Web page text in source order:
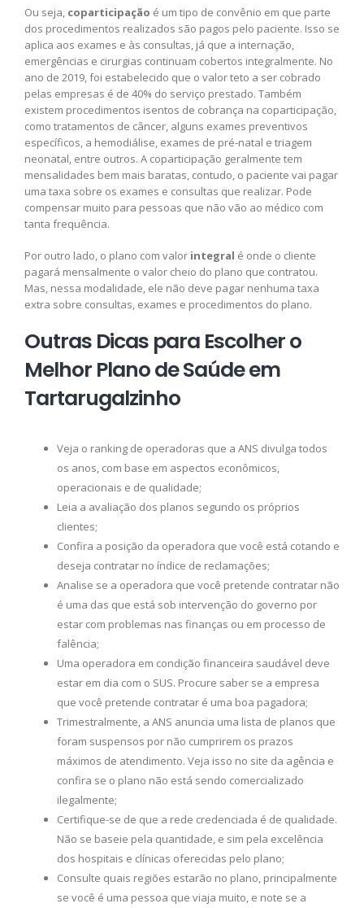
Ou seja, coparticipação é um tipo de convênio em que parte
dos procedimentos realizados são pagos pelo paciente. Isso se
aplica aos exames e às consultas, já que a internação,
emergências e cirurgias continuam cobertos integralmente. No
ano de 2019, foi estabelecido que o valor teto a ser cobrado
pelas empresas é de 40% do serviço prestado. Também
existem procedimentos isentos de cobrança na coparticipação,
como tratamentos de câncer, alguns exames preventivos
específicos, a hemodiálise, exames de pré-natal e triagem
neonatal, entre outros. A coparticipação geralmente tem
mensalidades bem mais baratas, contudo, o paciente vai pagar
uma taxa sobre os exames e consultas que realizar. Pode
compensar muito para pessoas que não vão ao médico com
tanta frequência.
Por outro lado, o plano com valor integral é onde o cliente
pagará mensalmente o valor cheio do plano que contratou.
Mas, nessa modalidade, ele não deve pagar nenhuma taxa
extra sobre consultas, exames e procedimentos do plano.
Outras Dicas para Escolher o
Melhor Plano de Saúde em
Tartarugalzinho
Veja o ranking de operadoras que a ANS divulga todos
os anos, com base em aspectos econômicos,
operacionais e de qualidade;
Leia a avaliação dos planos segundo os próprios
clientes;
Confira a posição da operadora que você está cotando e
deseja contratar no índice de reclamações;
Analise se a operadora que você pretende contratar não
é uma das que está sob intervenção do governo por
estar com problemas nas finanças ou em processo de
falência;
Uma operadora em condição financeira saudável deve
estar em dia com o SUS. Procure saber se a empresa
que você pretende contratar é uma boa pagadora;
Trimestralmente, a ANS anuncia uma lista de planos que
foram suspensos por não cumprirem os prazos
máximos de atendimento. Veja isso no site da agência e
confira se o plano não está sendo comercializado
ilegalmente;
Certifique-se de que a rede credenciada é de qualidade.
Não se baseie pela quantidade, e sim pela excelência
dos hospitais e clínicas oferecidas pelo plano;
Consulte quais regiões estarão no plano, principalmente
se você é uma pessoa que viaja muito, e note se a